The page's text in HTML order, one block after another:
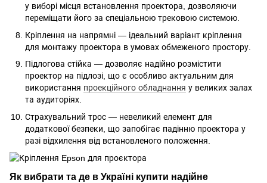
у виборі місця встановлення проектора, дозволяючи
переміщати його за спеціальною трековою системою.
Кріплення на напрямні — ідеальний варіант кріплення
для монтажу проектора в умовах обмеженого простору.
Підлогова стійка — дозволяє надійно розмістити
проектор на підлозі, що є особливо актуальним для
використання проекційного обладнання у великих залах
та аудиторіях.
Страхувальний трос — невеликий елемент для
додаткової безпеки, що запобігає падінню проектора у
разі відхилення від встановленого положення.
Як вибрати та де в Україні купити надійне